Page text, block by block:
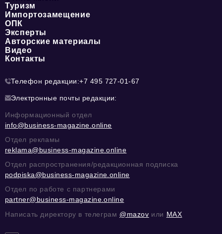
Туризм
Импортозамещение
ОПК
Эксперты
Авторские материалы
Видео
Контакты
Телефон редакции:+7 495 727-01-67
Электронные почты редакции:
Информационный отдел
info@business-magazine.online
Отдел рекламы
reklama@business-magazine.online
Отдел распространения/редакционная подписка
podpiska@business-magazine.online
Отдел по работе с партнерами
partner@business-magazine.online
Написать директору в телеграм @mazov или MAX